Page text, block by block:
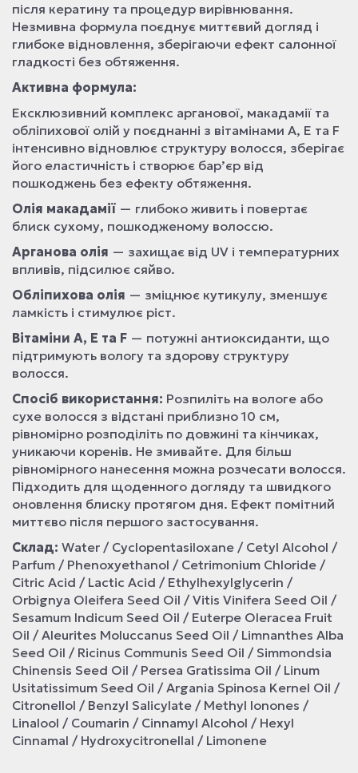
після кератину та процедур вирівнювання.
Незмивна формула поєднує миттєвий догляд і
глибоке відновлення, зберігаючи ефект салонної
гладкості без обтяження.
Активна формула:
Ексклюзивний комплекс арганової, макадамії та
обліпихової олій у поєднанні з вітамінами A, E та F
інтенсивно відновлює структуру волосся, зберігає
його еластичність і створює бар’єр від
пошкоджень без ефекту обтяження.
Олія макадамії — глибоко живить і повертає
блиск сухому, пошкодженому волоссю.
Арганова олія — захищає від UV і температурних
впливів, підсилює сяйво.
Обліпихова олія — зміцнює кутикулу, зменшує
ламкість і стимулює ріст.
Вітаміни A, E та F — потужні антиоксиданти, що
підтримують вологу та здорову структуру
волосся.
Спосіб використання: Розпиліть на вологе або
сухе волосся з відстані приблизно 10 см,
рівномірно розподіліть по довжині та кінчиках,
уникаючи коренів. Не змивайте. Для більш
рівномірного нанесення можна розчесати волосся.
Підходить для щоденного догляду та швидкого
оновлення блиску протягом дня. Ефект помітний
миттєво після першого застосування.
Склад: Water / Cyclopentasiloxane / Cetyl Alcohol /
Parfum / Phenoxyethanol / Cetrimonium Chloride /
Citric Acid / Lactic Acid / Ethylhexylglycerin /
Orbignya Oleifera Seed Oil / Vitis Vinifera Seed Oil /
Sesamum Indicum Seed Oil / Euterpe Oleracea Fruit
Oil / Aleurites Moluccanus Seed Oil / Limnanthes Alba
Seed Oil / Ricinus Communis Seed Oil / Simmondsia
Chinensis Seed Oil / Persea Gratissima Oil / Linum
Usitatissimum Seed Oil / Argania Spinosa Kernel Oil /
Citronellol / Benzyl Salicylate / Methyl Ionones /
Linalool / Coumarin / Cinnamyl Alcohol / Hexyl
Cinnamal / Hydroxycitronellal / Limonene